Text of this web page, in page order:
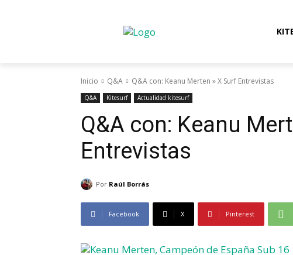
Inicio Q&A Q&A con: Keanu Merten » X Surf Entrevistas
Q&A Kitesurf Actualidad kitesurf
Q&A con: Keanu
Entrevistas
Por Raúl Borrás
Facebook X Pinterest